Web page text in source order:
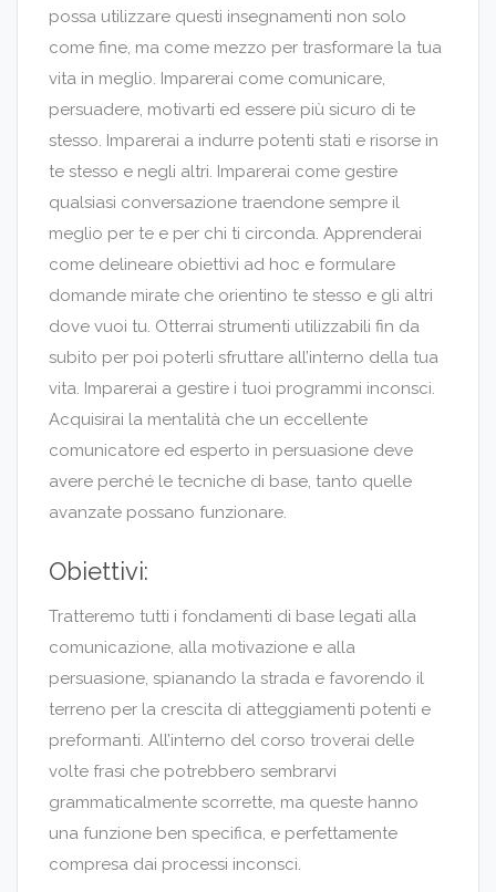
possa utilizzare questi insegnamenti non solo
come fine, ma come mezzo per trasformare la tua
vita in meglio. Imparerai come comunicare,
persuadere, motivarti ed essere più sicuro di te
stesso. Imparerai a indurre potenti stati e risorse in
te stesso e negli altri. Imparerai come gestire
qualsiasi conversazione traendone sempre il
meglio per te e per chi ti circonda. Apprenderai
come delineare obiettivi ad hoc e formulare
domande mirate che orientino te stesso e gli altri
dove vuoi tu. Otterrai strumenti utilizzabili fin da
subito per poi poterli sfruttare all’interno della tua
vita. Imparerai a gestire i tuoi programmi inconsci.
Acquisirai la mentalità che un eccellente
comunicatore ed esperto in persuasione deve
avere perché le tecniche di base, tanto quelle
avanzate possano funzionare.
Obiettivi:
Tratteremo tutti i fondamenti di base legati alla
comunicazione, alla motivazione e alla
persuasione, spianando la strada e favorendo il
terreno per la crescita di atteggiamenti potenti e
preformanti. All’interno del corso troverai delle
volte frasi che potrebbero sembrarvi
grammaticalmente scorrette, ma queste hanno
una funzione ben specifica, e perfettamente
compresa dai processi inconsci.